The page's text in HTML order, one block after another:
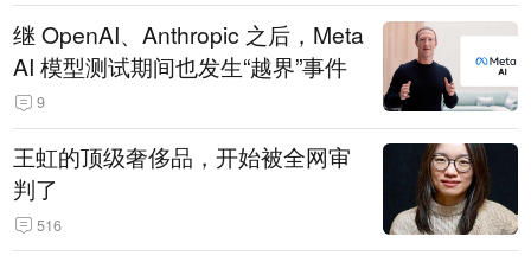
继 OpenAI、Anthropic 之后，Meta
AI 模型测试期间也发生“越界”事件
9
王虹的顶级奢侈品，开始被全网审
判了
516